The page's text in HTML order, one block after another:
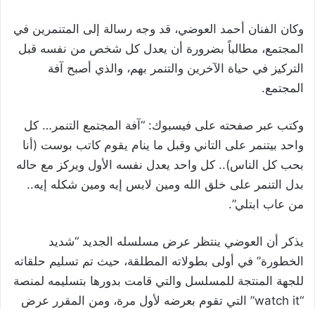
وكان الفنان أحمد العوضي، قد وجه رسالة إلى المتنمرين في
المجتمع، مطالباً بضرورة أن يعدل كل شخص من نفسه قبل
التركيز في حياة الآخرين والتنمر بهم، والذي أصبح آفة
المجتمع.
وكتب عبر صفحته على فيسبوك: “آفة المجتمع التنمر… كل
واحد بيتنمر على التاني وقبل ما ينام يقوم كاتب بوست (أنا
بحب كل الناس).. كل واحد يعدل نفسه الأول ويركز مع حاله
بدل التنمر على خلق الله ومين لابس إيه ومين شكله إيه..
من عاب ابتلي”.
يذكر أن العوضي ينتظر عرض مسلسله الجديد “شديد
الخطورة” في أولى بطولاته المطلقة، حيث تم تسليم حلقاته
للجهة المنتجة للمسلسل والتي قامت بدورها بتسليمه لمنصة
“watch it” التي تقوم بعرضه لأول مرة، ومن المقرر عرض